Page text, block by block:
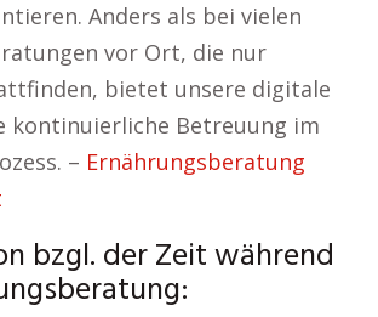
Anders als bei vielen
vor Ort, die nur
bietet unsere digitale
kontinuierliche Betreuung im
– Ernährungsberatung
bzgl. der Zeit während